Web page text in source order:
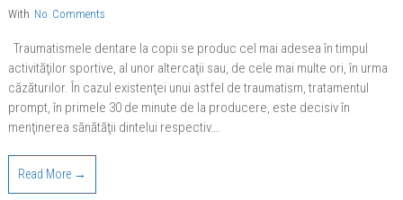
With No Comments
Traumatismele dentare la copii se produc cel mai adesea în timpul
activităţilor sportive, al unor altercaţii sau, de cele mai multe ori, în urma
căzăturilor. În cazul existenţei unui astfel de traumatism, tratamentul
prompt, în primele 30 de minute de la producere, este decisiv în
menţinerea sănătăţii dintelui respectiv….
Read More →